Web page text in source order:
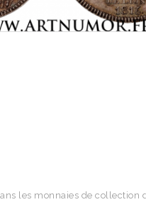
les monnaies de collection